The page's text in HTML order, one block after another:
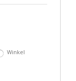
Winkel